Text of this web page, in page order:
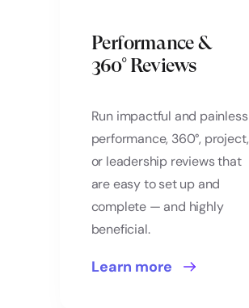
Performance &
360° Reviews
Run impactful and painless
performance, 360°, project,
or leadership reviews that
are easy to set up and
complete — and highly
beneficial.
Learn more